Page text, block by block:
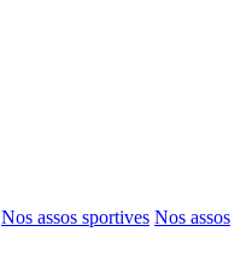
Nos assos sportives Nos assos